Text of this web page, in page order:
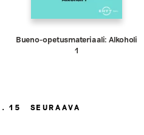
Bueno-opetusmateriaali: Alkoholi
1
15 SEURAAVA